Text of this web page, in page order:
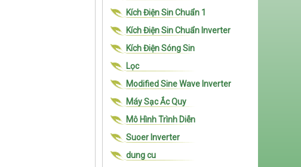
Kích Điện Sin Chuẩn 1
Kích Điện Sin Chuẩn Inverter
Kích Điện Sóng Sin
Lọc
Modified Sine Wave Inverter
Máy Sạc Ắc Quy
Mô Hình Trình Diễn
Suoer Inverter
dung cu